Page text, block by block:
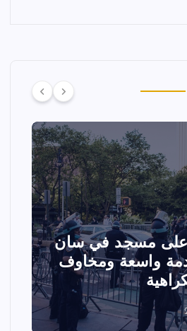
مسجد في سان
واسعة ومخاوف